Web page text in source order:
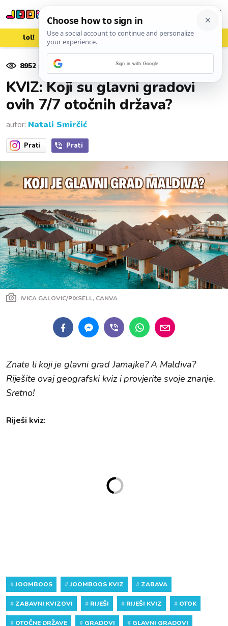
lol! aww vrh! woot?!
8952 pregleda
KVIZ: Koji su glavni gradovi
ovih 7/7 otočnih država?
autor: Natali Smirčić
Prati Prati
IVICA GALOVIC/PIXSELL, CANVA
Znate li koji je glavni grad Jamajke? A Maldiva?
Riješite ovaj geografski kviz i provjerite svoje znanje.
Sretno!
Riješi kviz:
#JOOMBOOS #JOOMBOOS KVIZ # ZABAVA
# ZABAVNI KVIZOVI # RIJEŠI # RIJEŠI KVIZ # OTOK
# OTOČNE DRŽAVE # GRADOVI # GLAVNI GRADOVI
Sign in with Google